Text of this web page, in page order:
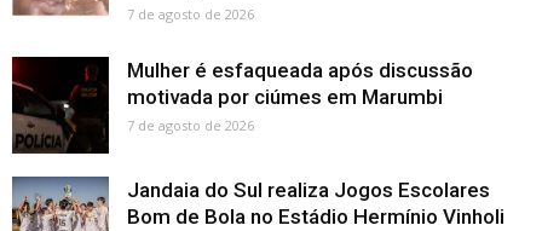
7 de agosto de 2026
Mulher é esfaqueada após discussão
motivada por ciúmes em Marumbi
7 de agosto de 2026
Jandaia do Sul realiza Jogos Escolares
Bom de Bola no Estádio Hermínio Vinholi